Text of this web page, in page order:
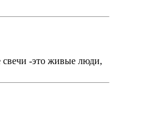
свечи -это живые люди,